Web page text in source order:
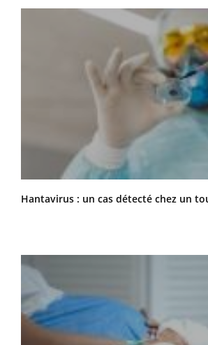
Hantavirus : un cas détecté chez un